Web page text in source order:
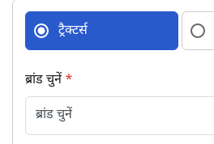
ट्रैक्टर्स
ब्रांड चुनें*